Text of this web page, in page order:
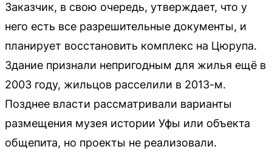
Заказчик, в свою очередь, утверждает, что у
него есть все разрешительные документы, и
планирует восстановить комплекс на Цюрупа.
Здание признали непригодным для жилья ещё в
2003 году, жильцов расселили в 2013-м.
Позднее власти рассматривали варианты
размещения музея истории Уфы или объекта
общепита, но проекты не реализовали.